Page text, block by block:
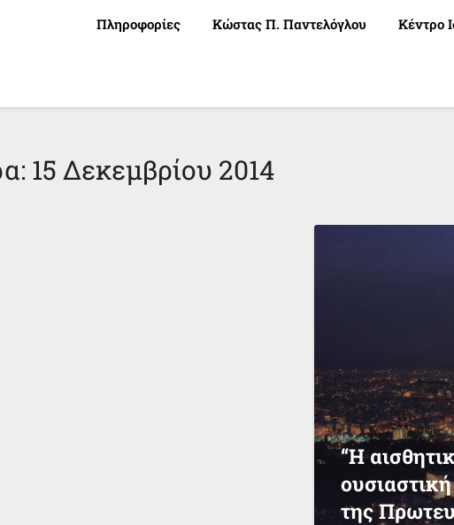
Πληροφορίες Κώστας Π. Παντελόγλου Κέντρο
15 Δεκεμβρίου 2014
“Η
της